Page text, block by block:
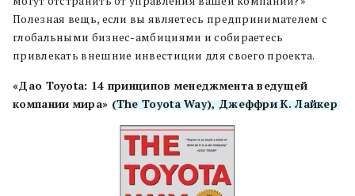
Полезная вещь, если вы являетесь предпринимателем с
глобальными бизнес-амбициями и собираетесь
привлекать внешние инвестиции для своего проекта.
«Дао Toyota: 14 принципов менеджмента ведущей
компании мира» (The Toyota Way), Джеффри К. Лайкер